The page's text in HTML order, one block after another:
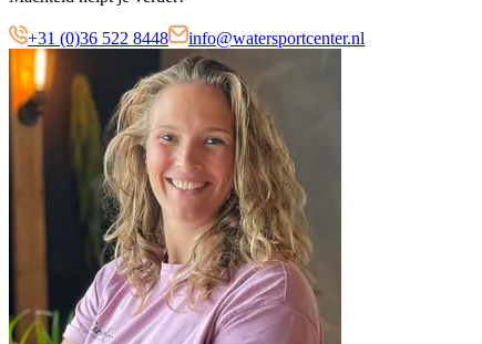
+31 (0)36 522 8448 info@watersportcenter.nl